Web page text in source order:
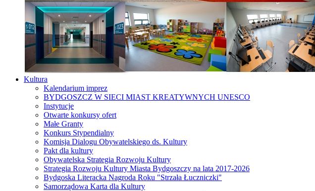
Kultura
Kalendarium imprez
BYDGOSZCZ W SIECI MIAST KREATYWNYCH UNESCO
Instytucje
Otwarte konkursy ofert
Małe Granty
Konkurs Stypendialny
Komisja Dialogu Obywatelskiego ds. Kultury
Pakt dla kultury
Obywatelska Strategia Rozwoju Kultury
Strategia Rozwoju Kultury Miasta Bydgoszczy na lata 2017-2026
Bydgoska Literacka Nagroda Roku "Strzała Łuczniczki"
Samorządowa Karta dla Kultury